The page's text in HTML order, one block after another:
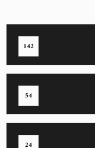
142
54
24